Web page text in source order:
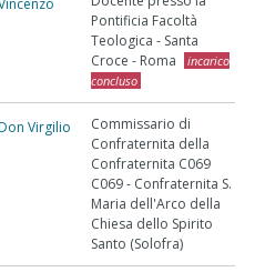
Pontificia Facoltà
Teologica - Santa
Croce - Roma
incarico
concluso
Virgilio
Commissario di
Confraternita della
Confraternita C069
C069 - Confraternita S.
Maria dell'Arco della
Chiesa dello Spirito
Santo (Solofra)